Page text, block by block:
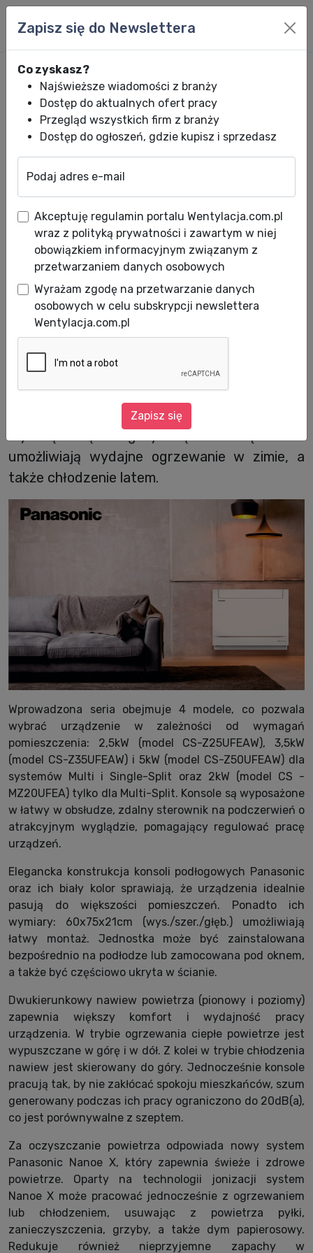
Nowość w ofercie Panasonic -
konsole podłogowe R32
Data publikacji: 24.09.2018
Panasonic wprowadził do swojej oferty
konsole podłogowe dla budynków
mieszkalnych. Urządzenia te są alternatywą
dla tradycyjnych grzejników, charakteryzują
się eleganckim wzornictwem, a przy tym
umożliwiają wydajne ogrzewanie w zimie, a
także chłodzenie latem.
Wprowadzona seria obejmuje 4 modele, co pozwala
wybrać urządzenie w zależności od wymagań
pomieszczenia: 2,5kW (model CS-Z25UFEAW), 3,5kW
(model CS-Z35UFEAW) i 5kW (model CS-Z50UFEAW) dla
systemów Multi i Single-Split oraz 2kW (model CS -
MZ20UFEA) tylko dla Multi-Split. Konsole są wyposażone
w łatwy w obsłudze, zdalny sterownik na podczerwień o
atrakcyjnym wyglądzie, pomagający regulować pracę
urządzeń.
Elegancka konstrukcja konsoli podłogowych Panasonic
oraz ich biały kolor sprawiają, że urządzenia idealnie
pasują do większości pomieszczeń. Ponadto ich
wymiary: 60x75x21cm (wys./szer./głęb.) umożliwiają
łatwy montaż. Jednostka może być zainstalowana
bezpośrednio na podłodze lub zamocowana pod oknem,
a także być częściowo ukryta w ścianie.
Dwukierunkowy nawiew powietrza (pionowy i poziomy)
zapewnia większy komfort i wydajność pracy
urządzenia. W trybie ogrzewania ciepłe powietrze jest
wypuszczane w górę i w dół. Z kolei w trybie chłodzenia
nawiew jest skierowany do góry. Jednocześnie konsole
pracują tak, by nie zakłócać spokoju mieszkańców, szum
generowany podczas ich pracy ograniczono do 20dB(a),
co jest porównywalne z szeptem.
Za oczyszczanie powietrza odpowiada nowy system
Panasonic Nanoe X, który zapewnia świeże i zdrowe
powietrze. Oparty na technologii jonizacji system
Nanoe X może pracować jednocześnie z ogrzewaniem
lub chłodzeniem, usuwając z powietrza pyłki,
zanieczyszczenia, grzyby, a także dym papierosowy.
Redukuje również nieprzyjemne zapachy w
Zapisz się do Newslettera
Co zyskasz?
Najświeższe wiadomości z branży
Dostęp do aktualnych ofert pracy
Przegląd wszystkich firm z branży
Dostęp do ogłoszeń, gdzie kupisz i sprzedasz
Podaj adres e-mail
Akceptuję regulamin portalu Wentylacja.com.pl
wraz z polityką prywatności i zawartym w niej
obowiązkiem informacyjnym związanym z
przetwarzaniem danych osobowych
Wyrażam zgodę na przetwarzanie danych
osobowych w celu subskrypcji newslettera
Wentylacja.com.pl
Zapisz się